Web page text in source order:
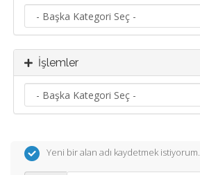
İşlemler
Yeni bir alan adı kaydetmek istiyorum.